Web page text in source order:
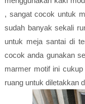
, sangat cocok untuk
sudah banyak sekali
untuk meja santai di
cocok anda gunakan
marmer motif ini
ruang untuk diletakkan